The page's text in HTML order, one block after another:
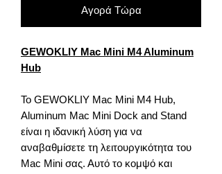
Αγορά Τώρα
GEWOKLIY Mac Mini M4 Aluminum
Hub
Το GEWOKLIY Mac Mini M4 Hub,
Aluminum Mac Mini Dock and Stand
είναι η ιδανική λύση για να
αναβαθμίσετε τη λειτουργικότητα του
Mac Mini σας. Αυτό το κομψό και